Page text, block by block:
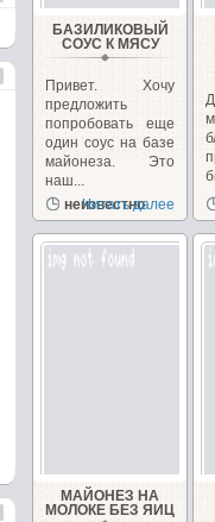
БАЗИЛИКОВЫЙ
СОУС К МЯСУ
Привет. Хочу
предложить
попробовать еще
один соус на базе
майонеза. Это
наш...
неизвестно
Читать далее
МАЙОНЕЗ НА
МОЛОКЕ БЕЗ ЯИЦ